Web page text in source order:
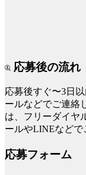
応募後の流れ
応募後すぐ〜3日以
ールなどでご連絡
は、フリーダイヤ
ールやLINEなどで
応募フォーム